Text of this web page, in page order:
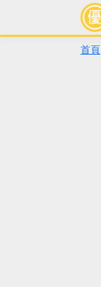
首頁